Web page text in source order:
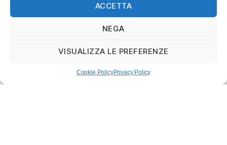
ACCETTA
NEGA
VISUALIZZA LE PREFERENZE
Cookie PolicyPrivacy Policy
PROFEZIA E POESIA
RITRATTO D’EPOCA